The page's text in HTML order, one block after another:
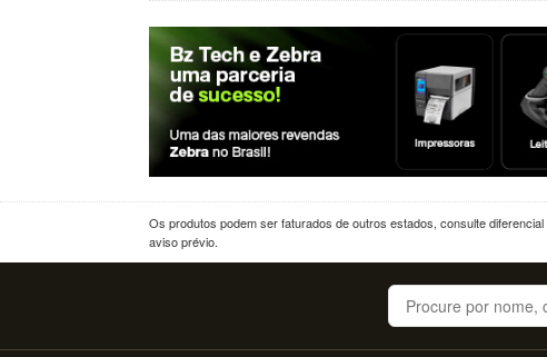
Os produtos podem ser faturados de outros estados, consulte
aviso prévio.
Buscar